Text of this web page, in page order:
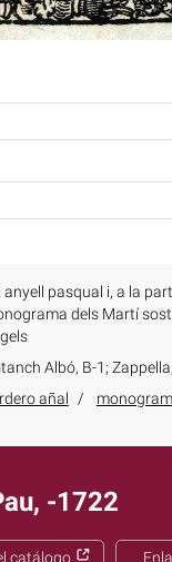
anyell pasqual i, a la
dels Martí
Albó, B-1;
añal
-1722
catálogo